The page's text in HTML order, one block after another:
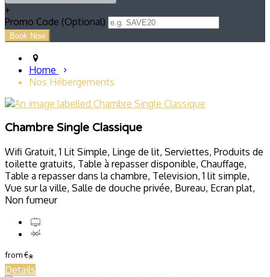
+
Promo Code (Optional)
Home
Nos Hébergements
Chambre Single Classique
Wifi Gratuit, 1 Lit Simple, Linge de lit, Serviettes, Produits de
toilette gratuits, Table à repasser disponible, Chauffage,
Table a repasser dans la chambre, Television, 1 lit simple,
Vue sur la ville, Salle de douche privée, Bureau, Ecran plat,
Non fumeur
from€*
Details